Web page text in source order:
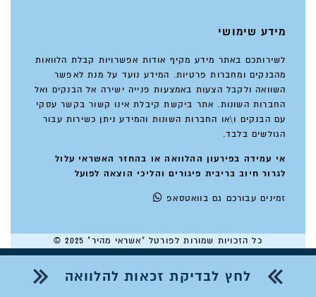
מידע שימושי
לשירותכם באתר מידע מקיף אודות אפשרויות קבלת הלוואות
מהבנקים ומחברות פרטיות. המידע נועד על מנת לאפשר
השוואה ולקבל הצעות באמצעות פנייה ישירה אל הבנקים ואל
החברות השונות. אתר ביקשת קיבלת אינו קשור בקשר עסקי
עם הבנקים ו\או החברות השונות והמידע ניתן כשירות עבור
הגולשים בלבד.
אי עמידה בפירעון ההלוואה או בהחזר האשראי עלול
לגרור חיוב בריבית פיגורים והליכי הוצאה לפועל
זמינים עבורכם גם בוואטסאפ
כל הזכויות שמורות לפורטל "אשראי מהיר" 2025 ©
לחץ לבדיקת זכאות להלוואה